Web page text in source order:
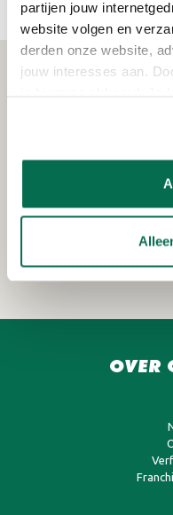
partijen jouw
website volgen en
derden onze website,
jouw interesses aan.
WAT
Schrijf je
vanaf €150!
AANMELDEN
OVER